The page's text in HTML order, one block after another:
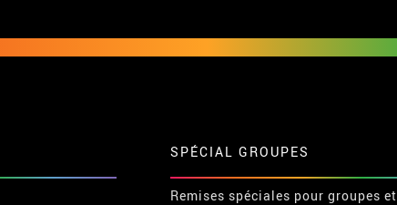
SPÉCIAL GROUPES
Remises spéciales pour groupes et